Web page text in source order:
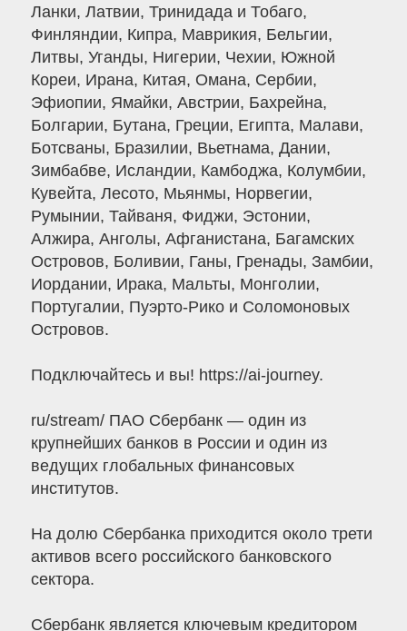
Ланки, Латвии, Тринидада и Тобаго,
Финляндии, Кипра, Маврикия, Бельгии,
Литвы, Уганды, Нигерии, Чехии, Южной
Кореи, Ирана, Китая, Омана, Сербии,
Эфиопии, Ямайки, Австрии, Бахрейна,
Болгарии, Бутана, Греции, Египта, Малави,
Ботсваны, Бразилии, Вьетнама, Дании,
Зимбабве, Исландии, Камбоджа, Колумбии,
Кувейта, Лесото, Мьянмы, Норвегии,
Румынии, Тайваня, Фиджи, Эстонии,
Алжира, Анголы, Афганистана, Багамских
Островов, Боливии, Ганы, Гренады, Замбии,
Иордании, Ирака, Мальты, Монголии,
Португалии, Пуэрто-Рико и Соломоновых
Островов.
Подключайтесь и вы! https://ai-journey.
ru/stream/ ПАО Сбербанк — один из
крупнейших банков в России и один из
ведущих глобальных финансовых
институтов.
На долю Сбербанка приходится около трети
активов всего российского банковского
сектора.
Сбербанк является ключевым кредитором